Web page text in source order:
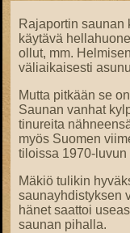
Rajaportin saunan
käytävä
ollut, mm.
väliaikaisesti
Mutta pitkään se
Saunan vanhat
tinureita
myös Suomen
tiloissa 1970-
Mäkiö tulikin
saunayhdistyksen
hänet saattoi
saunan pihalla.